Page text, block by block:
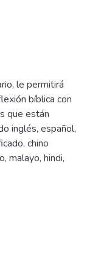
le permitirá
bíblica con
que están
inglés, español,
chino
malayo, hindi,